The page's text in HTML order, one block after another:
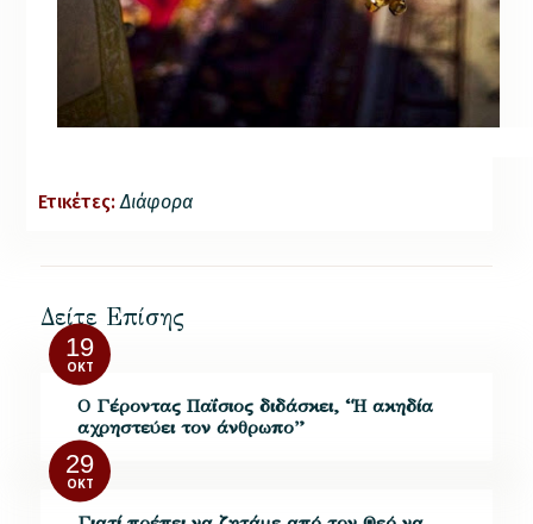
Ετικέτες: Διάφορα
Δείτε Επίσης
19
ΟΚΤ
Ο Γέροντας Παΐσιος διδάσκει, “Η ακηδία
αχρηστεύει τον άνθρωπο”
29
ΟΚΤ